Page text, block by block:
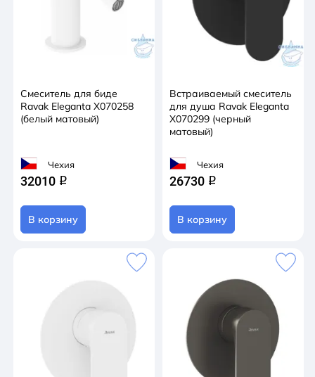
Смеситель для биде
Ravak Eleganta X070258
(белый матовый)
Чехия
32010 q
В корзину
Встраиваемый смеситель
для душа Ravak Eleganta
X070299 (черный
матовый)
Чехия
26730 q
В корзину